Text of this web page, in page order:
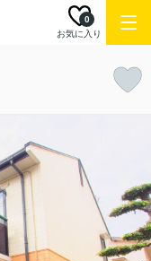
お気に入り
0